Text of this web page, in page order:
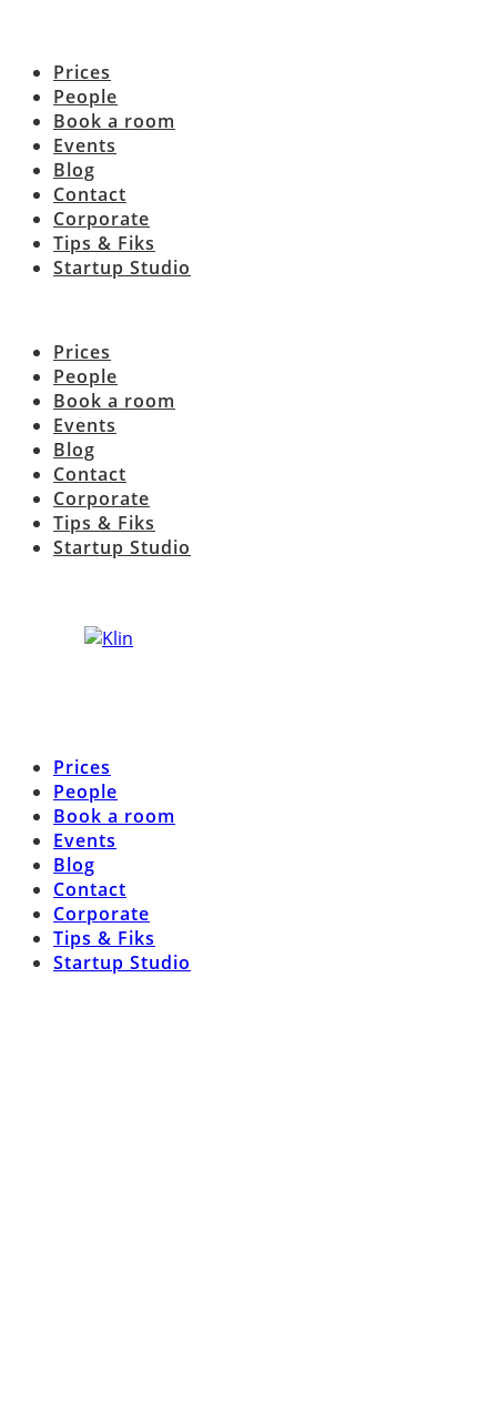
Prices
People
Book a room
Events
Blog
Contact
Corporate
Tips & Fiks
Startup Studio
Prices
People
Book a room
Events
Blog
Contact
Corporate
Tips & Fiks
Startup Studio
Prices
People
Book a room
Events
Blog
Contact
Corporate
Tips & Fiks
Startup Studio